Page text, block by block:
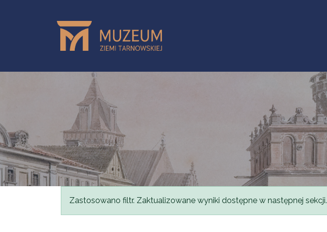
Komunikat
Zastosowano filtr. Zaktualizowane wyniki dostępne w następnej sekcji.